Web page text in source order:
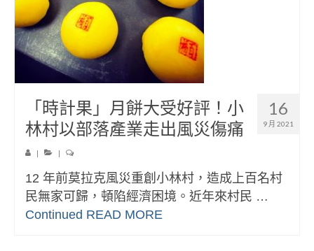
16
9 月 2021
「時計果」月餅大受好評！小
林村以部落產業走出風災傷痛
12 年前莫拉克風災重創小林村，造成上百名村
民無家可歸，頓陷經濟困境。近年來村民 …
Continued READ MORE